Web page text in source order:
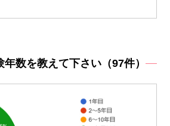
年数を教えて下さい（97件）